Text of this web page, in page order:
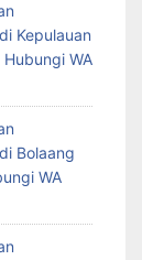
Kepulauan
WA
Bolaang
WA